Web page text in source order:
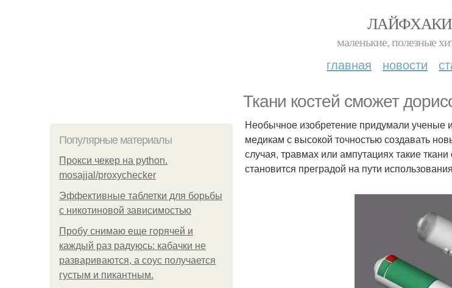
ЛАЙФХАКИ
маленькие, полезные
главная новости
Ткани костей сможет
Популярные материалы
Прокси чекер на python.
mosajjal/proxychecker
Эффективные таблетки для борьбы
с никотиновой зависимостью
Пробу снимаю еще горячей и
каждый раз радуюсь: кабачки не
развариваются, а соус получается
густым и пикантным.
Необычное изобретение придумали ученые
медикам с высокой точностью создавать
случая, травмах или ампутациях такие
становится преградой на пути